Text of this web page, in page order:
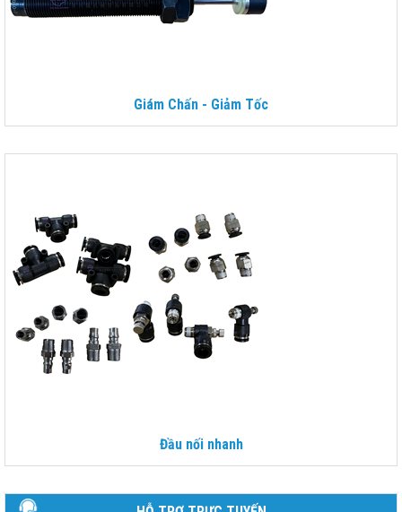
Giám Chấn - Giảm Tốc
Đầu nối nhanh